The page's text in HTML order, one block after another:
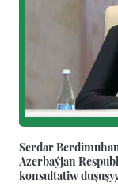
Serdar
Azerbaýjan
konsultatiw